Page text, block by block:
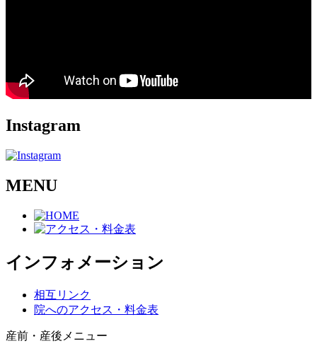
Instagram
MENU
インフォメーション
相互リンク
院へのアクセス・料金表
産前・産後メニュー